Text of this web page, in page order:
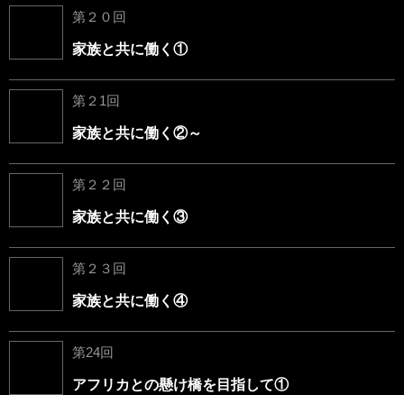
第２０回
家族と共に働く①
第２1回
家族と共に働く②～
第２２回
家族と共に働く③
第２３回
家族と共に働く④
第24回
アフリカとの懸け橋を目指して①